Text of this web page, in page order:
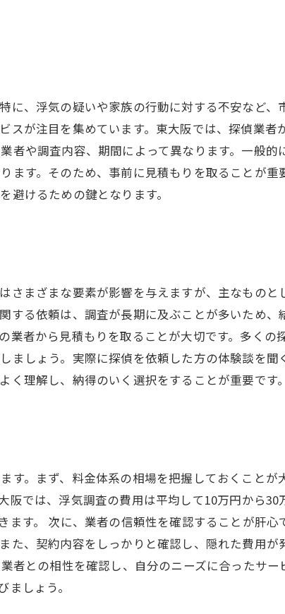
、浮気の疑いや家族の行動に対する不安など、
が注目を集めています。東大阪では、探偵業者
や調査内容、期間によって異なります。一般的
す。そのため、事前に見積もりを取ることが重
けるための鍵となります。
まざまな要素が影響を与えますが、主なものと
る依頼は、調査が長期に及ぶことが多いため、
者から見積もりを取ることが大切です。多くの
しょう。実際に探偵を依頼した方の体験談を聞
理解し、納得のいく選択をすることが重要です。
。まず、料金体系の相場を把握しておくことが
では、浮気調査の費用は平均して10万円から30
す。 次に、業者の信頼性を確認することが肝心
、契約内容をしっかりと確認し、隠れた費用が
者との相性を確認し、自分のニーズに合ったサ
しょう。